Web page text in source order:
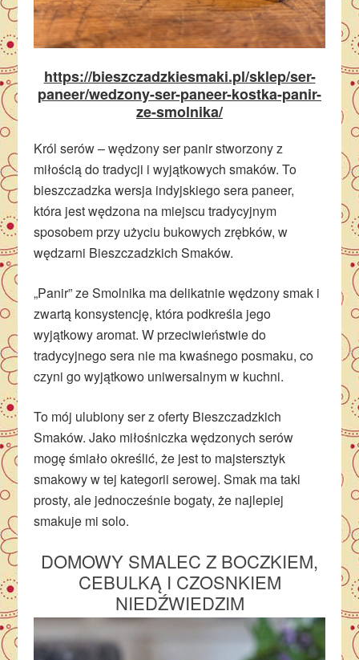
https://bieszczadzkiesmaki.pl/sklep/ser-
paneer/wedzony-ser-paneer-kostka-panir-
ze-smolnika/
Król serów – wędzony ser panir stworzony z
miłością do tradycji i wyjątkowych smaków. To
bieszczadzka wersja indyjskiego sera paneer,
która jest wędzona na miejscu tradycyjnym
sposobem przy użyciu bukowych zrębków, w
wędzarni Bieszczadzkich Smaków.
„Panir” ze Smolnika ma delikatnie wędzony smak i
zwartą konsystencję, która podkreśla jego
wyjątkowy aromat. W przeciwieństwie do
tradycyjnego sera nie ma kwaśnego posmaku, co
czyni go wyjątkowo uniwersalnym w kuchni.
To mój ulubiony ser z oferty Bieszczadzkich
Smaków. Jako miłośniczka wędzonych serów
mogę śmiało określić, że jest to majstersztyk
smakowy w tej kategorii serowej. Smak ma taki
prosty, ale jednocześnie bogaty, że najlepiej
smakuje mi solo.
DOMOWY SMALEC Z BOCZKIEM,
CEBULKĄ I CZOSNKIEM
NIEDŹWIEDZIM